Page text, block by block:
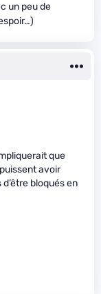
un peu de
que
avoir
bloqués en